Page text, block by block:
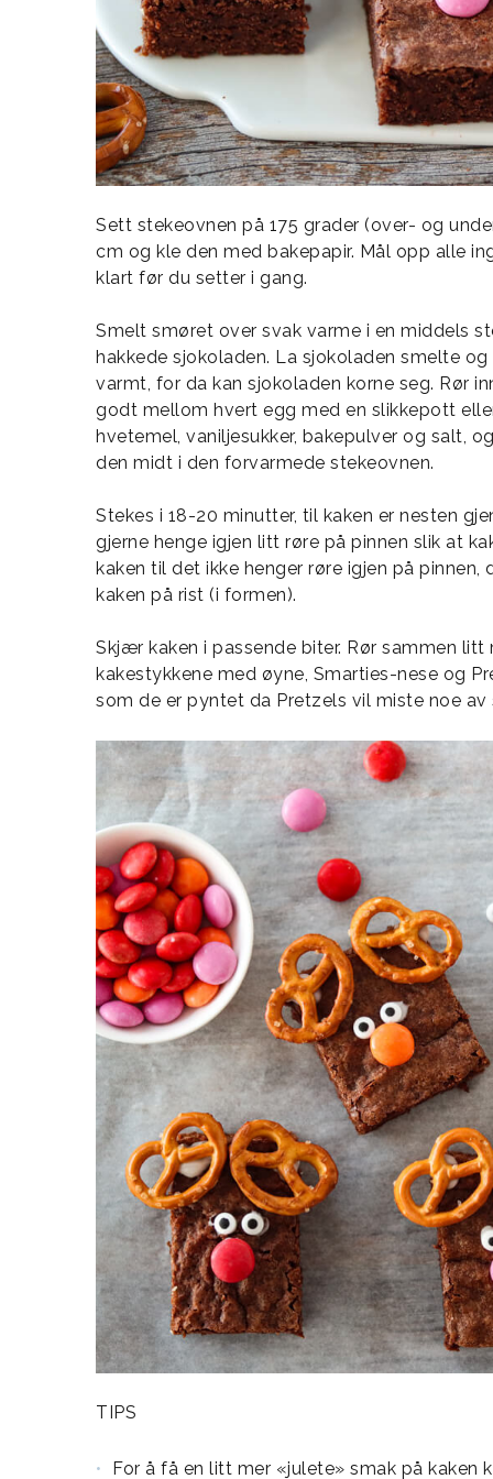
Sett stekeovnen på 175 grader (over- og
cm og kle den med bakepapir. Mål opp alle
klart før du setter i gang.
Smelt smøret over svak varme i en middels
hakkede sjokoladen. La sjokoladen smelte
varmt, for da kan sjokoladen korne seg. Rør
godt mellom hvert egg med en slikkepott
hvetemel, vaniljesukker, bakepulver og salt,
den midt i den forvarmede stekeovnen.
Stekes i 18-20 minutter, til kaken er nesten
gjerne henge igjen litt røre på pinnen slik at
kaken til det ikke henger røre igjen på
kaken på rist (i formen).
Skjær kaken i passende biter. Rør sammen
kakestykkene med øyne, Smarties-nese og
som de er pyntet da Pretzels vil miste noe
TIPS
For å få en litt mer «julete» smak på